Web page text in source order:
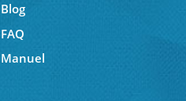
Blog
FAQ
Manuel